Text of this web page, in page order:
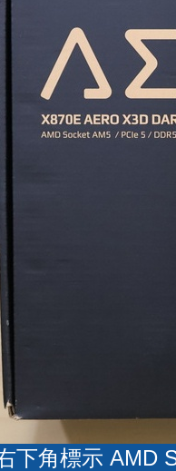
下角標示 AMD